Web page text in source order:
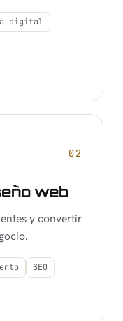
digital
02
web
y convertir
SEO